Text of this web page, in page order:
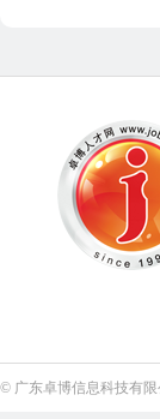
© 广东卓博信息科技有限